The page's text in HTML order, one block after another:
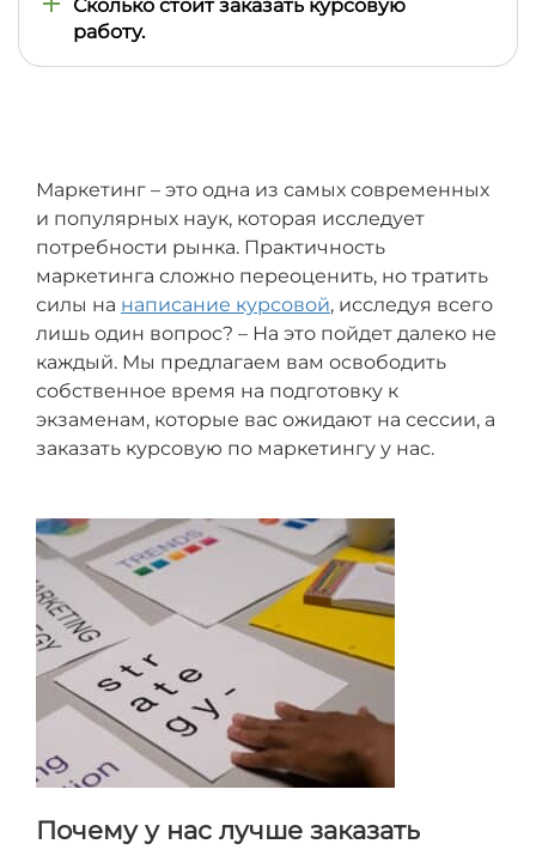
Сколько стоит заказать курсовую
работу.
Маркетинг – это одна из самых современных
и популярных наук, которая исследует
потребности рынка. Практичность
маркетинга сложно переоценить, но тратить
силы на написание курсовой, исследуя всего
лишь один вопрос? – На это пойдет далеко не
каждый. Мы предлагаем вам освободить
собственное время на подготовку к
экзаменам, которые вас ожидают на сессии, а
заказать курсовую по маркетингу у нас.
Почему у нас лучше заказать